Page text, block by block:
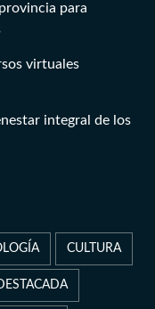
para
virtuales
integral de los
CULTURA